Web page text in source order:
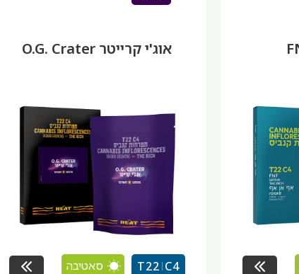
אוג'י קרייטר O.G. Crater
C4
T22 סאטיבה